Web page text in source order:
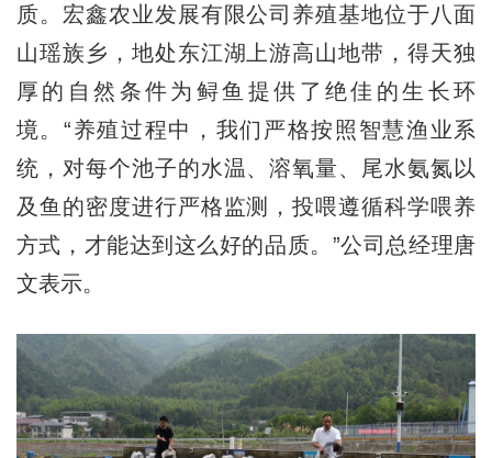
质。宏鑫农业发展有限公司养殖基地位于八面
山瑶族乡，地处东江湖上游高山地带，得天独
厚的自然条件为鲟鱼提供了绝佳的生长环
境。“养殖过程中，我们严格按照智慧渔业系
统，对每个池子的水温、溶氧量、尾水氨氮以
及鱼的密度进行严格监测，投喂遵循科学喂养
方式，才能达到这么好的品质。”公司总经理唐
文表示。